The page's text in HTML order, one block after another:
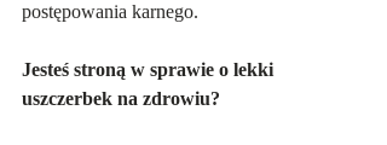
postępowania karnego.
Jesteś stroną w sprawie o lekki
uszczerbek na zdrowiu?